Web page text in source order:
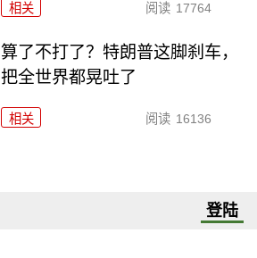
相关 阅读 17764
算了不打了？特朗普这脚刹车，
把全世界都晃吐了
相关 阅读 16136
登陆